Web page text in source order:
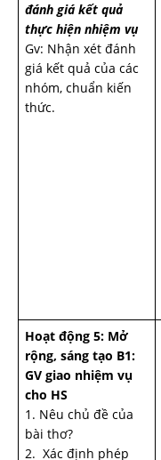
đánh giá kết quả
thực hiện nhiệm vụ
Gv: Nhận xét đánh
giá kết quả của các
nhóm, chuẩn kiến
thức.
Hoạt động 5: Mở
rộng, sáng tạo B1:
GV giao nhiệm vụ
cho HS
1. Nêu chủ đề của
bài thơ?
2. Xác định phép